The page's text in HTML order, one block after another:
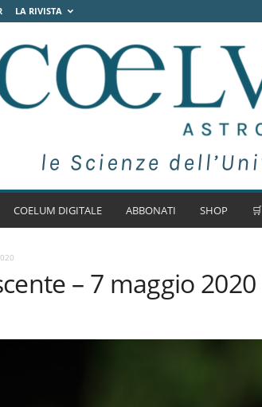
LA RIVISTA
COELUM DIGITALE ABBONATI SHOP 🛒
– 7 maggio 2020